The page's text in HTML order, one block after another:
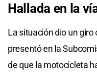
Hallada en la
La situación dio un
presentó en la
de que la motocicleta